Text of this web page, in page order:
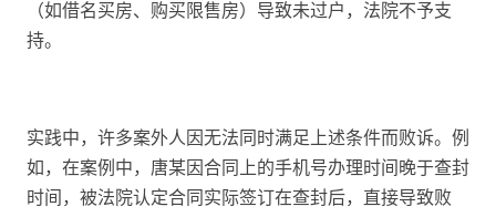
（如借名买房、购买限售房）导致未过户，法院不予支
持。
实践中，许多案外人因无法同时满足上述条件而败诉。例
如，在案例中，唐某因合同上的手机号办理时间晚于查封
时间，被法院认定合同实际签订在查封后，直接导致败